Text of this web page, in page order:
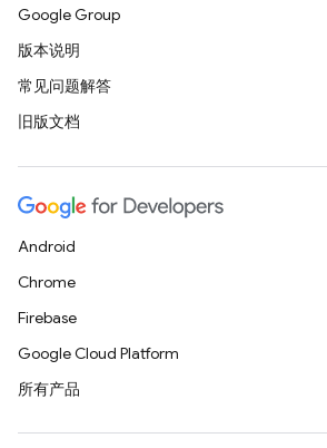
Google Group
版本说明
常见问题解答
旧版文档
Android
Chrome
Firebase
Google Cloud Platform
所有产品